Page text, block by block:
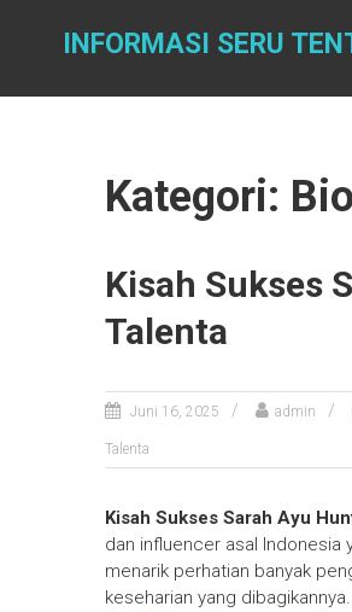
p
INFORMASI SERU
Kategori:
Kisah Sukses
Talenta
Juni 16, 2025 admin
Talenta
Kisah Sukses Sarah Ayu
dan influencer asal Indonesia
menarik perhatian banyak
keseharian yang